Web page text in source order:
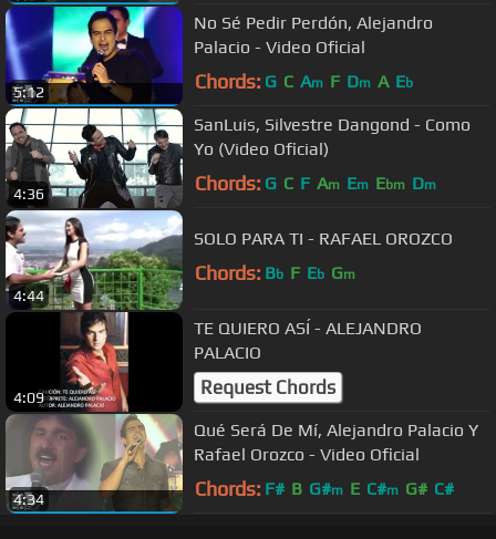
5:12
No Sé Pedir Perdón, Alejandro
Palacio - Video Oficial
Chords: G C Am F Dm A Eb
4:36
SanLuis, Silvestre Dangond - Como
Yo (Video Oficial)
Chords: G C F Am Em Ebm Dm
4:44
SOLO PARA TI - RAFAEL OROZCO
Chords: Bb F Eb Gm
4:09
TE QUIERO ASÍ - ALEJANDRO
PALACIO
Request Chords
4:34
Qué Será De Mí, Alejandro Palacio Y
Rafael Orozco - Video Oficial
Chords: F# B G#m E C#m G# C#